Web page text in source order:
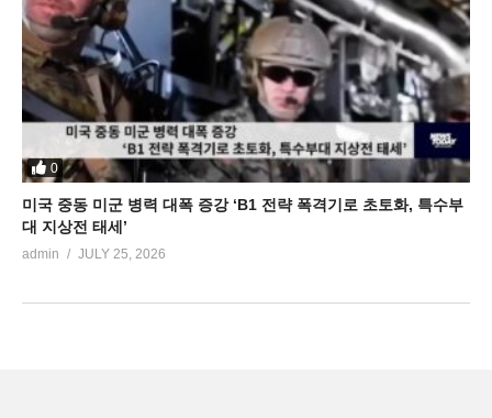
0
미국 중동 미군 병력 대폭 증강 ‘B1 전략 폭격기로 초토화, 특수부
대 지상전 태세’
admin JULY 25, 2026